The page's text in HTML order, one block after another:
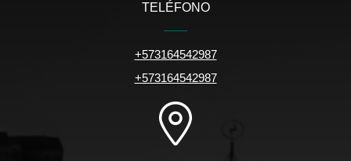
TELÉFONO
+573164542987
+573164542987